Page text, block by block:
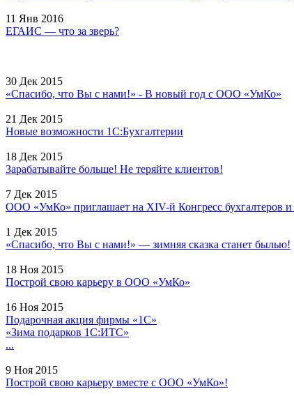
11 Янв 2016
ЕГАИС — что за зверь?
30 Дек 2015
«Спасибо, что Вы с нами!» - В новый год с ООО «УмКо»
21 Дек 2015
Новые возможности 1С:Бухгалтерии
18 Дек 2015
Зарабатывайте больше! Не теряйте клиентов!
7 Дек 2015
ООО «УмКо» приглашает на XIV-й Конгресс бухгалтеров и
1 Дек 2015
«Спасибо, что Вы с нами!» — зимняя сказка станет былью!
18 Ноя 2015
Построй свою карьеру в ООО «УмКо»
16 Ноя 2015
Подарочная акция фирмы «1С»
«Зима подарков 1С:ИТС»
...
9 Ноя 2015
Построй свою карьеру вместе с ООО «УмКо»!